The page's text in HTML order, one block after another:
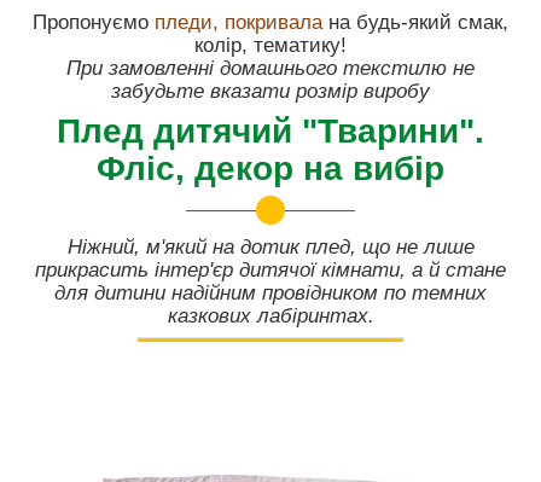
Пропонуємо пледи, покривала на будь-який смак,
колір, тематику!
При замовленні домашнього текстилю не
забудьте вказати розмір виробу
Плед дитячий "Тварини".
Фліс, декор на вибір
Ніжний, м'який на дотик плед, що не лише
прикрасить інтер'єр дитячої кімнати, а й стане
для дитини надійним провідником по темних
казкових лабіринтах.